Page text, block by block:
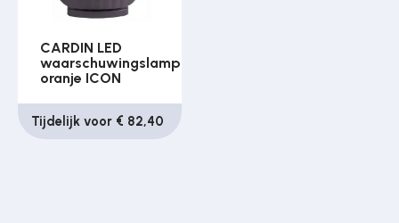
CARDIN LED
waarschuwingslamp
oranje ICON
Tijdelijk voor € 82,40